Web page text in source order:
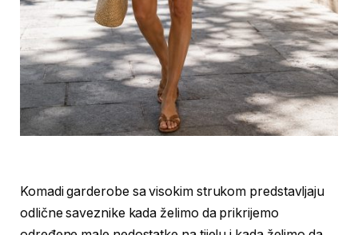
Komadi garderobe sa visokim strukom predstavljaju
odlične saveznike kada želimo da prikrijemo